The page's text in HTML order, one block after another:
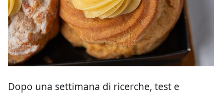
Dopo una settimana di ricerche, test e